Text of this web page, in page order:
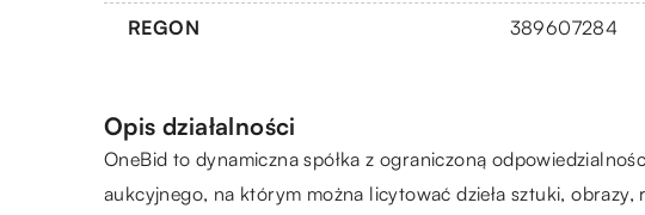
REGON 389607284
Opis działalności
OneBid to dynamiczna spółka z ograniczoną
aukcyjnego, na którym można licytować dzieła sztuki,